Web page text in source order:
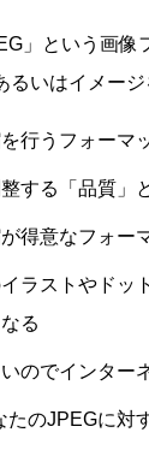
」という画像
るいはイメー
行うフォーマ
する「品質」
得意なフォー
ラストやドッ
る
のでインター
たのJPEGに対